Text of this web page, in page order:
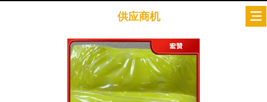
供应商机